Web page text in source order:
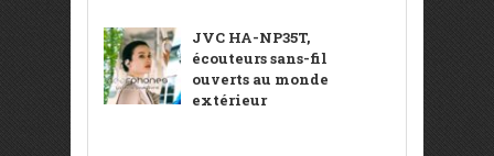
JVC HA-NP35T,
écouteurs sans-fil
ouverts au monde
extérieur